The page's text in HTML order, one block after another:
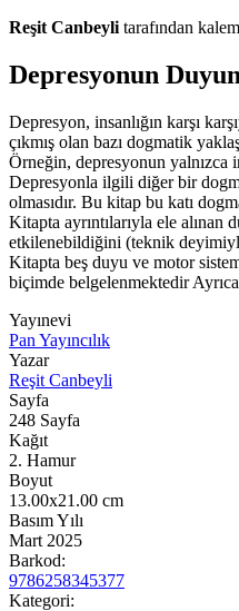
Reşit Canbeyli tarafından
Depresyonun
Depresyon, insanlığın karşı
çıkmış olan bazı dogmatik
Örneğin, depresyonun yalnızca
Depresyonla ilgili diğer bir
olmasıdır. Bu kitap bu katı
Kitapta ayrıntılarıyla ele
etkilenebildiğini (teknik
Kitapta beş duyu ve motor
biçimde belgelenmektedir
Yayınevi
Pan Yayıncılık
Yazar
Reşit Canbeyli
Sayfa
248 Sayfa
Kağıt
2. Hamur
Boyut
13.00x21.00 cm
Basım Yılı
Mart 2025
Barkod:
9786258345377
Kategori: